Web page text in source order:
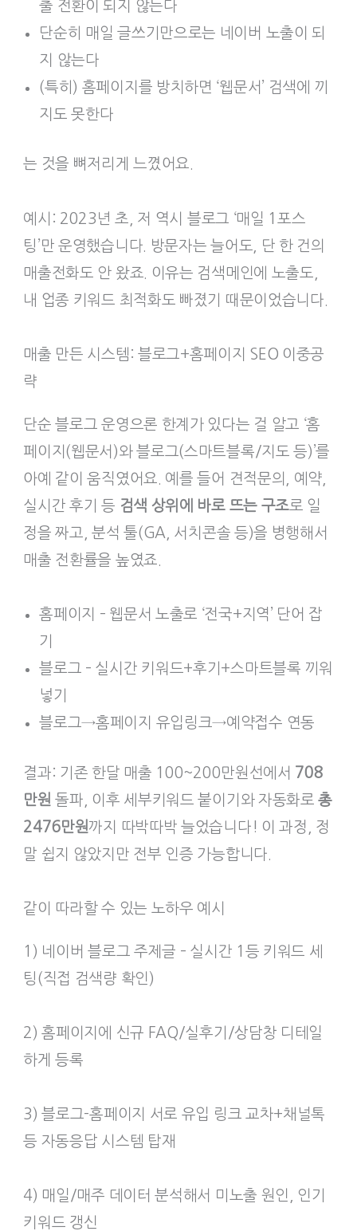
출 전환이 되지 않는다
단순히 매일 글쓰기만으로는 네이버 노출이 되
지 않는다
(특히) 홈페이지를 방치하면 ‘웹문서’ 검색에 끼
지도 못한다
는 것을 뼈저리게 느꼈어요.
예시: 2023년 초, 저 역시 블로그 ‘매일 1포스
팅’만 운영했습니다. 방문자는 늘어도, 단 한 건의
매출전화도 안 왔죠. 이유는 검색메인에 노출도,
내 업종 키워드 최적화도 빠졌기 때문이었습니다.
매출 만든 시스템: 블로그+홈페이지 SEO 이중공
략
단순 블로그 운영으론 한계가 있다는 걸 알고 ‘홈
페이지(웹문서)와 블로그(스마트블록/지도 등)’를
아예 같이 움직였어요. 예를 들어 견적문의, 예약,
실시간 후기 등 검색 상위에 바로 뜨는 구조로 일
정을 짜고, 분석 툴(GA, 서치콘솔 등)을 병행해서
매출 전환률을 높였죠.
홈페이지 – 웹문서 노출로 ‘전국+지역’ 단어 잡
기
블로그 – 실시간 키워드+후기+스마트블록 끼워
넣기
블로그→홈페이지 유입링크→예약접수 연동
결과: 기존 한달 매출 100~200만원선에서 708
만원 돌파, 이후 세부키워드 붙이기와 자동화로총
2476만원 까지 따박따박 늘었습니다! 이 과정, 정
말 쉽지 않았지만 전부 인증 가능합니다.
같이 따라할 수 있는 노하우 예시
1) 네이버 블로그 주제글 – 실시간 1등 키워드 세
팅(직접 검색량 확인)
2) 홈페이지에 신규 FAQ/실후기/상담창 디테일
하게 등록
3) 블로그-홈페이지 서로 유입 링크 교차+채널톡
등 자동응답 시스템 탑재
4) 매일/매주 데이터 분석해서 미노출 원인, 인기
키워드 갱신